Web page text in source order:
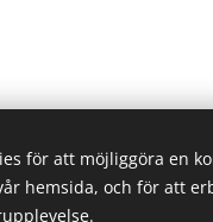
HEFS
Cookies
för att möjliggöra en
hemsida, och för att